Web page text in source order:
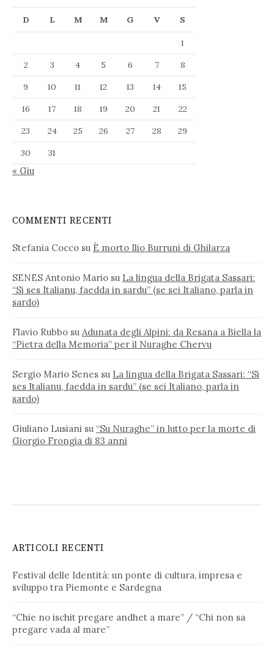
D L M M G V S
1
2
3 4 5 6 7
8
9
10 11 12 13 14
15
16
17 18 19 20 21
22
23
24 25 26 27 28
29
30
31
« Giu
COMMENTI RECENTI
Stefania Cocco su È morto Ilio Burruni di Ghilarza
SENES Antonio Mario su La lingua della Brigata Sassari:
“Si ses Italianu, faedda in sardu” (se sei Italiano, parla in
sardo)
Flavio Rubbo su Adunata degli Alpini: da Resana a Biella la
“Pietra della Memoria” per il Nuraghe Chervu
Sergio Mario Senes su La lingua della Brigata Sassari: “Si
ses Italianu, faedda in sardu” (se sei Italiano, parla in
sardo)
Giuliano Lusiani su “Su Nuraghe” in lutto per la morte di
Giorgio Frongia di 83 anni
ARTICOLI RECENTI
Festival delle Identità: un ponte di cultura, impresa e
sviluppo tra Piemonte e Sardegna
“Chie no ischit pregare andhet a mare” / “Chi non sa
pregare vada al mare”